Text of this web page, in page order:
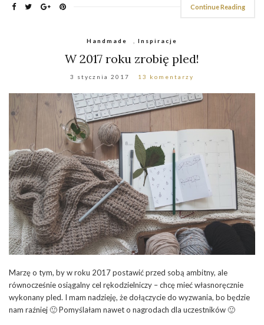
Continue Reading
Handmade Inspiracje
W 2017 roku zrobię pled!
3 stycznia 2017 13 komentarzy
Marzę o tym, by w roku 2017 postawić przed sobą ambitny, ale
równocześnie osiągalny cel rękodzielniczy – chcę mieć własnoręcznie
wykonany pled. I mam nadzieję, że dołączycie do wyzwania, bo będzie
nam raźniej 🙂 Pomyślałam nawet o nagrodach dla uczestników 🙂